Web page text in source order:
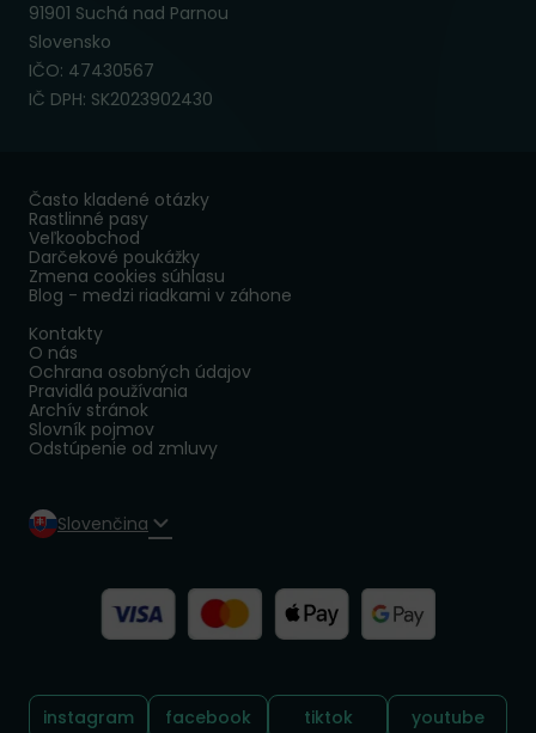
91901 Suchá nad Parnou
Slovensko
IČO: 47430567
IČ DPH: SK2023902430
Často kladené otázky
Rastlinné pasy
Veľkoobchod
Darčekové poukážky
Zmena cookies súhlasu
Blog - medzi riadkami v záhone
Kontakty
O nás
Ochrana osobných údajov
Pravidlá používania
Archív stránok
Slovník pojmov
Odstúpenie od zmluvy
Slovenčina
Sledujte nás:
instagram facebook tiktok youtube